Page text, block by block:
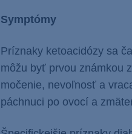
Symptómy
Príznaky ketoacidózy sa
môžu byť prvou známkou
močenie, nevoľnosť a
páchnuci po ovocí a